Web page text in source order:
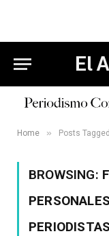
El
Home » Posts Tagged
BROWSING:
PERIODISTAS